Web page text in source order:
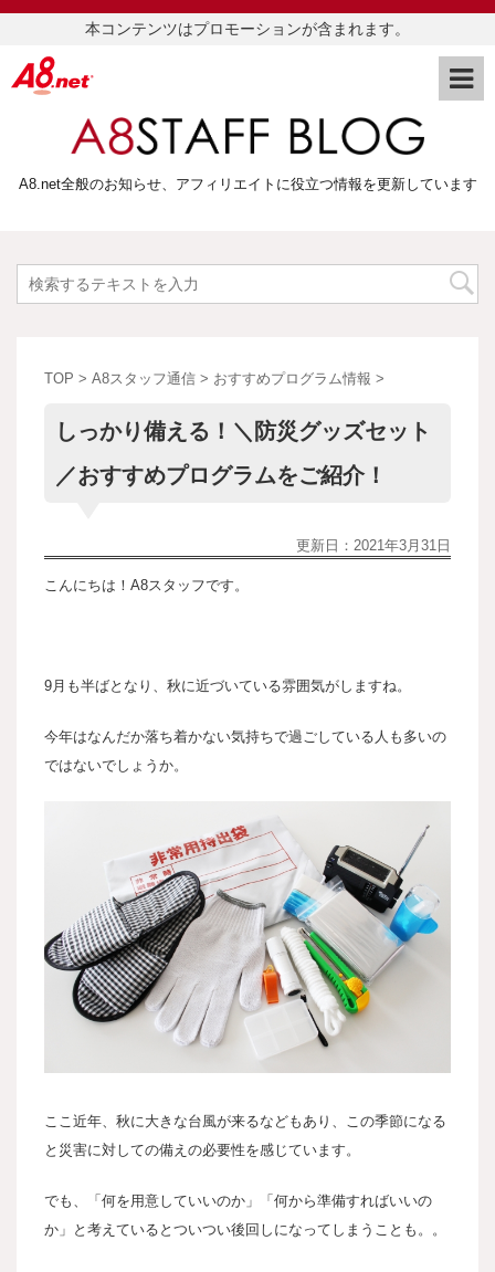
本コンテンツはプロモーションが含まれます。
A8.net全般のお知らせ、アフィリエイトに役立つ情報を更新しています
TOP > A8スタッフ通信 > おすすめプログラム情報 >
しっかり備える！＼防災グッズセット
／おすすめプログラムをご紹介！
更新日： 2021年3月31日
こんにちは！A8スタッフです。
9月も半ばとなり、秋に近づいている雰囲気がしますね。
今年はなんだか落ち着かない気持ちで過ごしている人も多いの
ではないでしょうか。
ここ近年、秋に大きな台風が来るなどもあり、この季節になる
と災害に対しての備えの必要性を感じています。
でも、「何を用意していいのか」「何から準備すればいいの
か」と考えているとついつい後回しになってしまうことも。。